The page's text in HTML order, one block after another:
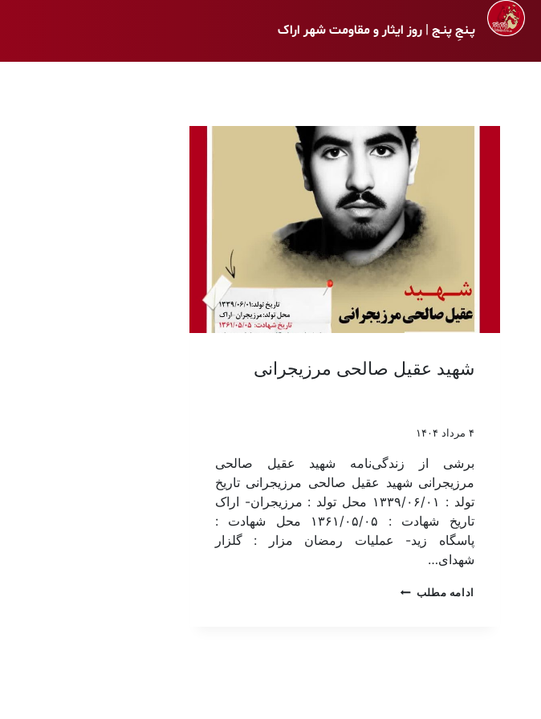
پـنجِ پنـج | روز ایثار و مقاومت شهر اراک
شهید عقیل صالحی مرزیجرانی
۴ مرداد ۱۴۰۴
برشی از زندگی‌نامه شهید عقیل صالحی
مرزیجرانی شهید عقیل صالحی مرزیجرانی تاریخ
تولد : ۱۳۳۹/۰۶/۰۱ محل تولد : مرزیجران- اراک
تاریخ شهادت : ۱۳۶۱/۰۵/۰۵ محل شهادت :
پاسگاه زید- عملیات رمضان مزار : گلزار
شهدای…
ادامه مطلب